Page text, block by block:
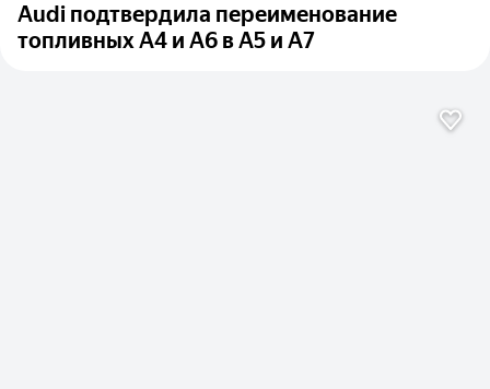
Audi подтвердила переименование
топливных A4 и A6 в A5 и A7